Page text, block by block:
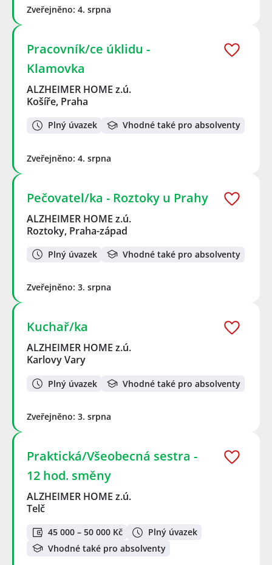
Zveřejněno: 4. srpna
Pracovník/ce úklidu -
Klamovka
ALZHEIMER HOME z.ú.
Košíře, Praha
Plný úvazek Vhodné také pro absolventy
Zveřejněno: 4. srpna
Pečovatel/ka - Roztoky u Prahy
ALZHEIMER HOME z.ú.
Roztoky, Praha-západ
Plný úvazek Vhodné také pro absolventy
Zveřejněno: 3. srpna
Kuchař/ka
ALZHEIMER HOME z.ú.
Karlovy Vary
Plný úvazek Vhodné také pro absolventy
Zveřejněno: 3. srpna
Praktická/Všeobecná sestra -
12 hod. směny
ALZHEIMER HOME z.ú.
Telč
45 000 – 50 000 Kč
Plný úvazek
Vhodné také pro absolventy